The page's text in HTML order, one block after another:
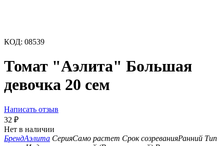
КОД: 08539
Томат "Аэлита" Большая
девочка 20 сем
Написать отзыв
32 ₽
Нет в наличии
БрендАэлита СерияСамо растет Срок созреванияРанний Тип